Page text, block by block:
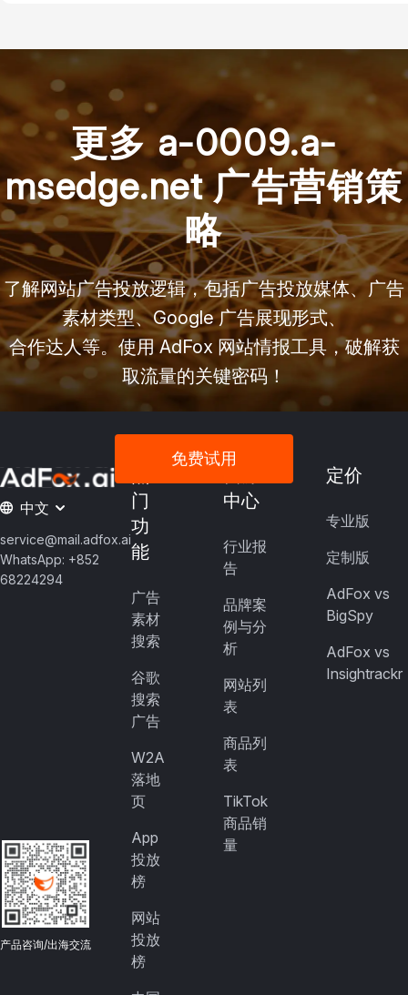
更多 a-0009.a-
msedge.net 广告营销策
略
了解网站广告投放逻辑，包括广告投放媒体、广告
素材类型、Google 广告展现形式、
合作达人等。使用 AdFox 网站情报工具，破解获
取流量的关键密码！
免费试用
中文
service@mail.adfox.ai
WhatsApp: +852
68224294
产品咨询/出海交流
门
功
能
广告
素材
搜索
谷歌
搜索
广告
W2A
落地
页
App
投放
榜
网站
投放
榜
中心
行业报
告
品牌案
例与分
析
网站列
表
商品列
表
TikTok
商品销
量
定价
专业版
定制版
AdFox vs
BigSpy
AdFox vs
Insightrackr